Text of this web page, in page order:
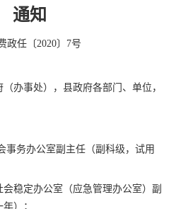
通知
政任〔2020〕7号
办事处），县政府各部门、单位，
事务办公室副主任（副科级，试用
稳定办公室（应急管理办公室）副
）；